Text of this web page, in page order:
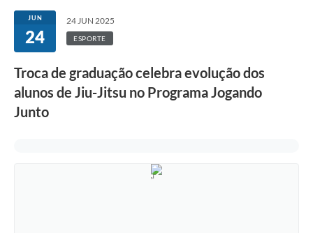
Atribuições
Transparência
Arvorômetro
Secretarias/Departamentos
JUN
24
24 JUN 2025
ESPORTE
Troca de graduação celebra evolução dos
alunos de Jiu-Jitsu no Programa Jogando
Junto